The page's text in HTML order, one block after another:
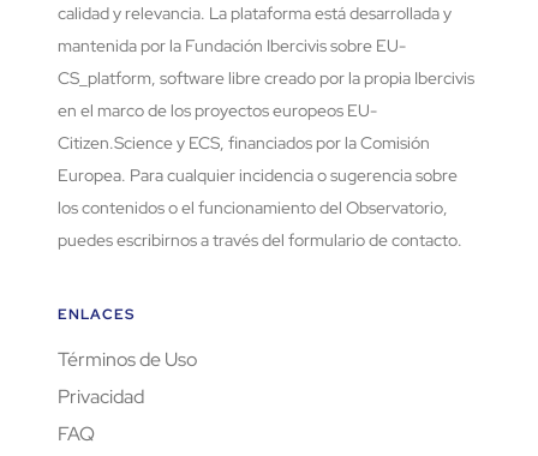
calidad y relevancia. La plataforma está desarrollada y
mantenida por la Fundación Ibercivis sobre EU-
CS_platform, software libre creado por la propia Ibercivis
en el marco de los proyectos europeos EU-
Citizen.Science y ECS, financiados por la Comisión
Europea. Para cualquier incidencia o sugerencia sobre
los contenidos o el funcionamiento del Observatorio,
puedes escribirnos a través del formulario de contacto.
ENLACES
Términos de Uso
Privacidad
FAQ